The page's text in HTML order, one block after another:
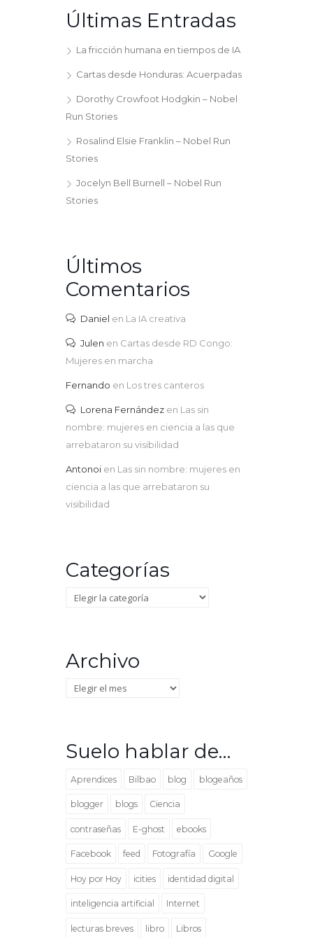
Últimas Entradas
La fricción humana en tiempos de IA
Cartas desde Honduras: Acuerpadas
Dorothy Crowfoot Hodgkin – Nobel
Run Stories
Rosalind Elsie Franklin – Nobel Run
Stories
Jocelyn Bell Burnell – Nobel Run
Stories
Últimos
Comentarios
Daniel en La IA creativa
Julen en Cartas desde RD Congo:
Mujeres en marcha
Fernando en Los tres canteros
Lorena Fernández en Las sin
nombre: mujeres en ciencia a las que
arrebataron su visibilidad
Antonoi en Las sin nombre: mujeres en
ciencia a las que arrebataron su
visibilidad
Categorías
Categorías
Archivo
Archivo
Suelo hablar de…
Aprendices Bilbao blog blogeaños
blogger blogs Ciencia
contraseñas E-ghost ebooks
Facebook feed Fotografía Google
Hoy por Hoy icities identidad digital
inteligencia artificial Internet
lecturas breves libro Libros